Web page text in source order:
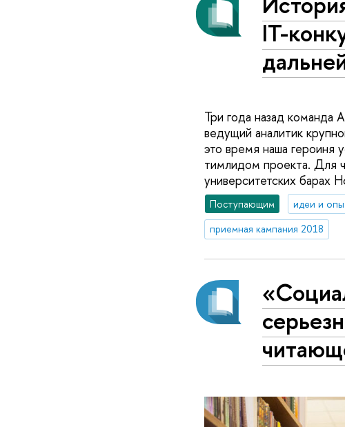
IT-
Три года назад команда
ведущий аналитик
это время наша героиня
тимлидом проекта. Для
университетских барах
Поступающим идеи и
приемная кампания 2018